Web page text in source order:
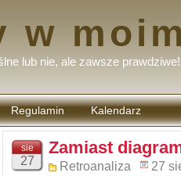
w
lub nie, ale zawsze prawdziwe!
Regulamin
komentarzy
Kalendarz
sie
27
Zamiast
Retroanaliza
27